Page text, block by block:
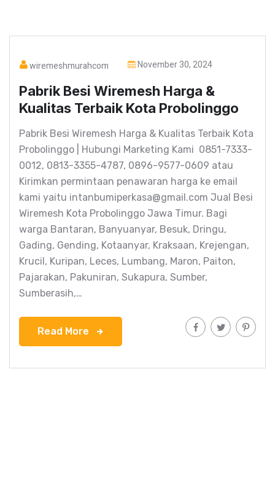
wiremeshmurahcom November 30, 2024
Pabrik Besi Wiremesh Harga &
Kualitas Terbaik Kota Probolinggo
Pabrik Besi Wiremesh Harga & Kualitas Terbaik Kota
Probolinggo | Hubungi Marketing Kami 0851-7333-
0012, 0813-3355-4787, 0896-9577-0609 atau
Kirimkan permintaan penawaran harga ke email
kami yaitu intanbumiperkasa@gmail.com Jual Besi
Wiremesh Kota Probolinggo Jawa Timur. Bagi
warga Bantaran, Banyuanyar, Besuk, Dringu,
Gading, Gending, Kotaanyar, Kraksaan, Krejengan,
Krucil, Kuripan, Leces, Lumbang, Maron, Paiton,
Pajarakan, Pakuniran, Sukapura, Sumber,
Sumberasih,…
Read More